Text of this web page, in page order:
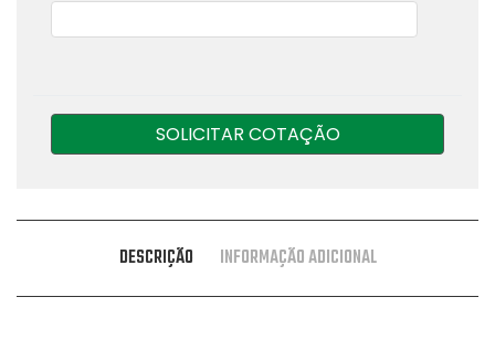
SOLICITAR COTAÇÃO
DESCRIÇÃO INFORMAÇÃO ADICIONAL